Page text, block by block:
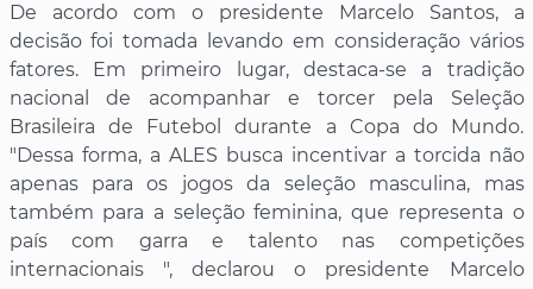
De acordo com o presidente Marcelo Santos, a
decisão foi tomada levando em consideração vários
fatores. Em primeiro lugar, destaca-se a tradição
nacional de acompanhar e torcer pela Seleção
Brasileira de Futebol durante a Copa do Mundo.
"Dessa forma, a ALES busca incentivar a torcida não
apenas para os jogos da seleção masculina, mas
também para a seleção feminina, que representa o
país com garra e talento nas competições
internacionais ", declarou o presidente Marcelo